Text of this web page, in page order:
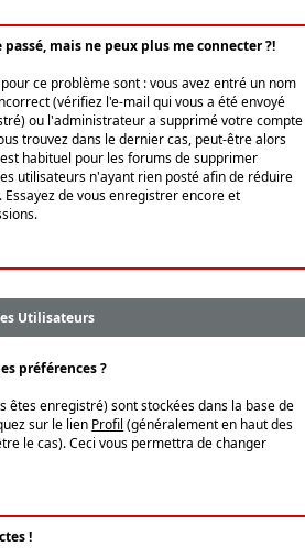
mais ne peux plus me connecter ?!
ce problème sont : vous avez entré un nom
(vérifiez l'e-mail qui vous a été envoyé
ou l'administrateur a supprimé votre compte
trouvez dans le dernier cas, peut-être alors
habituel pour les forums de supprimer
utilisateurs n'ayant rien posté afin de réduire
de vous enregistrer encore et
Utilisateurs
préférences ?
êtes enregistré) sont stockées dans la base de
sur le lien Profil (généralement en haut des
le cas). Ceci vous permettra de changer
!